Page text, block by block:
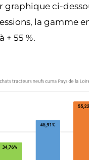
graphique ci-
la gamme
+ 55 %.